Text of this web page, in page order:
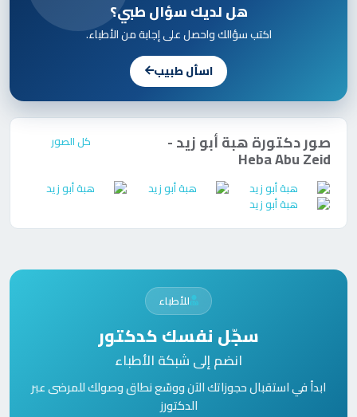
هل لديك سؤال طبي؟
اكتب سؤالك واحصل على إجابة من الأطباء.
اسأل طبيب
صوردكتورةهبة أبو زيد -
Heba Abu Zeid
كل الصور
للأطباء
سجّل نفسك كدكتور
انضم إلى شبكة الأطباء
ابدأ في استقبال حجوزاتك الآن ووسّع نطاق وصولك للمرضى عبر
الدكتورز